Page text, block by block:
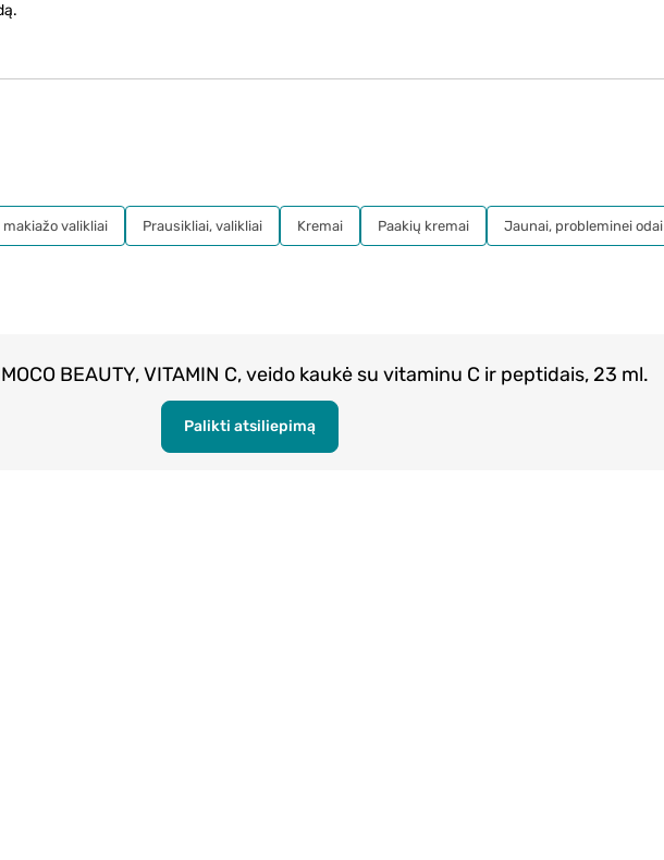
BEAUTY, VITAMIN C, veido kaukė su vitaminu C ir peptidais, 23 ml.
Palikti atsiliepimą
valikliai Prausikliai, valikliai Kremai Paakių kremai Jaunai, probleminei odai